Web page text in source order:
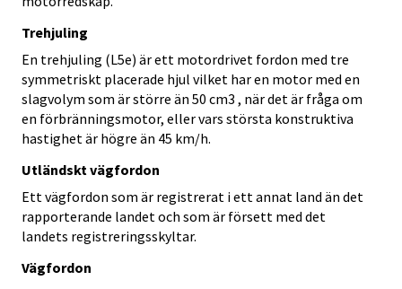
Trehjuling
En trehjuling (L5e) är ett motordrivet fordon med tre
symmetriskt placerade hjul vilket har en motor med en
slagvolym som är större än 50 cm3 , när det är fråga om
en förbränningsmotor, eller vars största konstruktiva
hastighet är högre än 45 km/h.
Utländskt vägfordon
Ett vägfordon som är registrerat i ett annat land än det
rapporterande landet och som är försett med det
landets registreringsskyltar.
Vägfordon